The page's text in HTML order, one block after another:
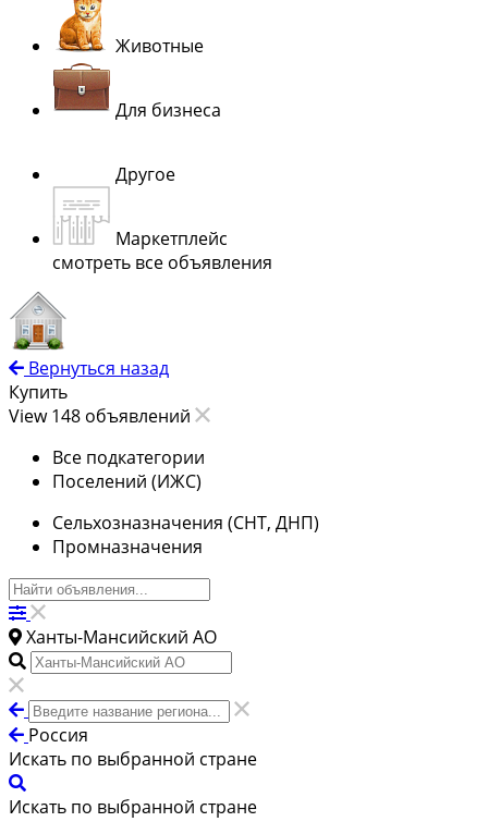
Животные
Для бизнеса
Другое
Маркетплейс
смотреть все объявления
Вернуться назад
Купить
View 148 объявлений
Все подкатегории
Поселений (ИЖС)
Сельхозназначения (СНТ, ДНП)
Промназначения
Ханты-Мансийский АО
Россия
Искать по выбранной стране
Искать по выбранной стране